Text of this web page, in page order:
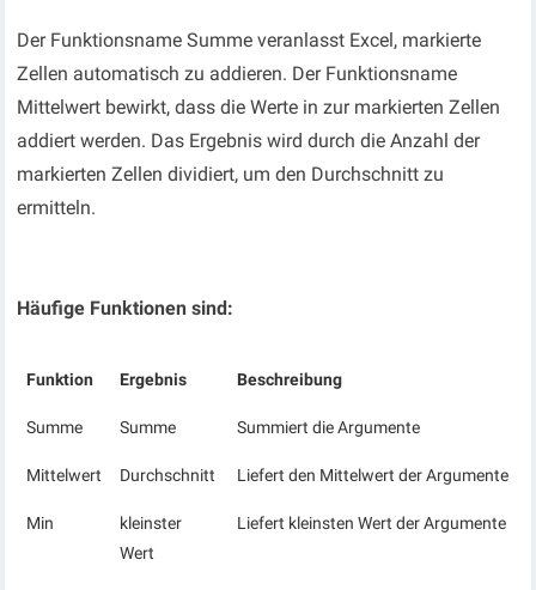
Der Funktionsname Summe veranlasst Excel, markierte
Zellen automatisch zu addieren. Der Funktionsname
Mittelwert bewirkt, dass die Werte in zur markierten Zellen
addiert werden. Das Ergebnis wird durch die Anzahl der
markierten Zellen dividiert, um den Durchschnitt zu
ermitteln.
Häufige Funktionen sind:
Funktion Ergebnis Beschreibung
Summe Summe Summiert die Argumente
Mittelwert Durchschnitt Liefert den Mittelwert der Argumente
Min
kleinster
Wert
Liefert kleinsten Wert der Argumente